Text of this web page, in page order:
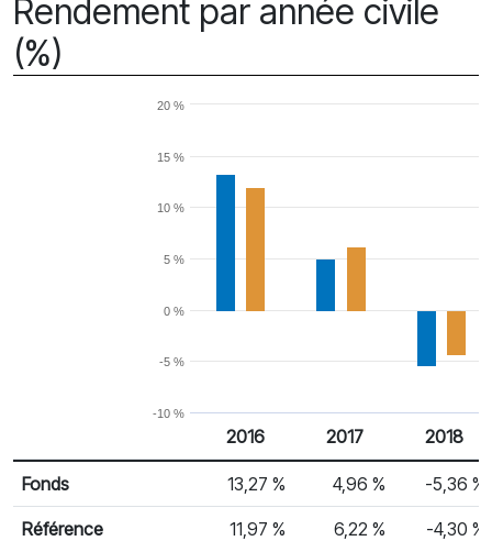
Rendement par année civile
(%)
-10 %
-5 %
0 %
5 %
10 %
15 %
20 %
Rendement par année civile
% Rendement
2016 2017 2018
Fonds 13,27 % 4,96 % -5,36 %
Référence 11,97 % 6,22 % -4,30 %